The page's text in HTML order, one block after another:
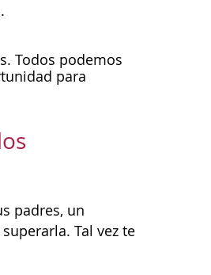
Todos podemos
para
padres, un
Tal vez te